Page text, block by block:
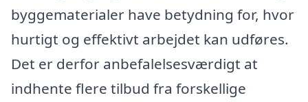
byggematerialer have betydning for, hvor
hurtigt og effektivt arbejdet kan udføres.
Det er derfor anbefalelsesværdigt at
indhente flere tilbud fra forskellige